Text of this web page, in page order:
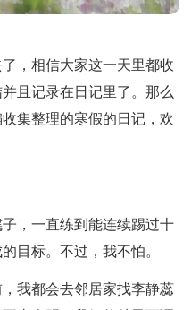
，相信大家这一天里都收
且记录在日记里了。那么
集整理的寒假的日记，欢
，一直练到能连续踢过十
目标。不过，我不怕。
我都会去邻居家找李静蕊